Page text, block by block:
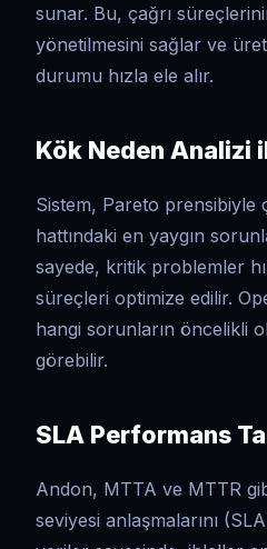
sunar. Bu, çağrı
yönetilmesini sağlar ve
durumu hızla ele alır.
Kök Neden Analizi
Sistem, Pareto prensibiyle
hattındaki en yaygın
sayede, kritik problemler
süreçleri optimize edilir.
hangi sorunların öncelikli
görebilir.
SLA Performans
Andon, MTTA ve MTTR
seviyesi anlaşmalarını